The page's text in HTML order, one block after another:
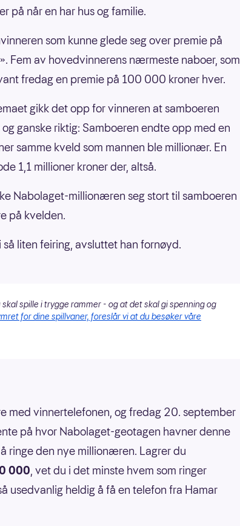
på når en har hus og familie.
som kunne glede seg over premie på
Fem av hovedvinnerens nærmeste naboer, som
fredag en premie på 100 000 kroner hver.
gikk det opp for vinneren at samboeren
ganske riktig: Samboeren endte opp med en
samme kveld som mannen ble millionær. En
1,1 millioner kroner der, altså.
Nabolaget-millionæren seg stort til samboeren
på kvelden.
liten feiring, avsluttet han fornøyd.
spille i trygge rammer - og at det skal gi spenning og
for dine spillvaner, foreslår vi at du besøker våre
med vinnertelefonen, og fredag 20. september
på hvor Nabolaget-geotagen havner denne
ringe den nye millionæren. Lagrer du
000, vet du i det minste hvem som ringer
usedvanlig heldig å få en telefon fra Hamar